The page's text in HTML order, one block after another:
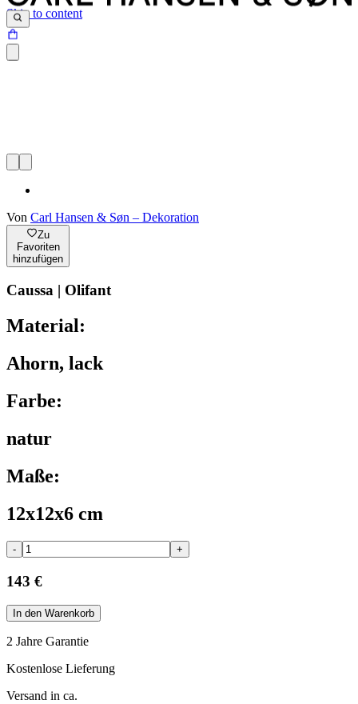
Skip to content
Von Carl Hansen & Søn – Dekoration
Zu
Favoriten
hinzufügen
Caussa | Olifant
Material:
Ahorn, lack
Farbe:
natur
Maße:
12x12x6 cm
- +
143 €
In den Warenkorb
2 Jahre Garantie
Kostenlose Lieferung
Versand in ca.